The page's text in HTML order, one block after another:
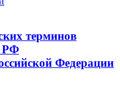
терминов
РФ
Федерации